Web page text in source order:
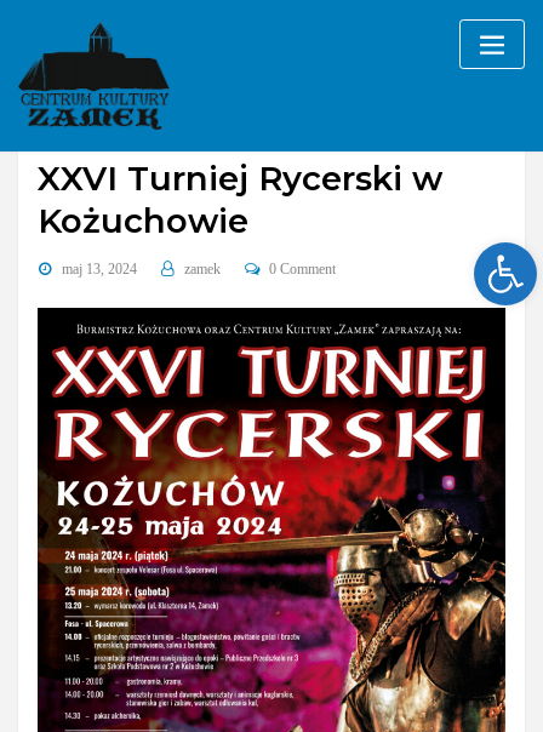
content
Bez kategorii
XXVI Turniej Rycerski w
Kożuchowie
maj 13, 2024 zamek 0 Comment